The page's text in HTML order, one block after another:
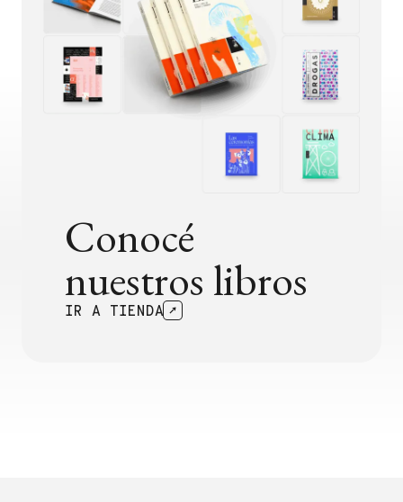
Conocé
nuestros libros
IR A TIENDA